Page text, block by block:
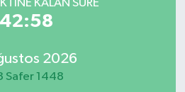
KALAN SÜRE
42:58
2026
Safer 1448
ve Fikstür